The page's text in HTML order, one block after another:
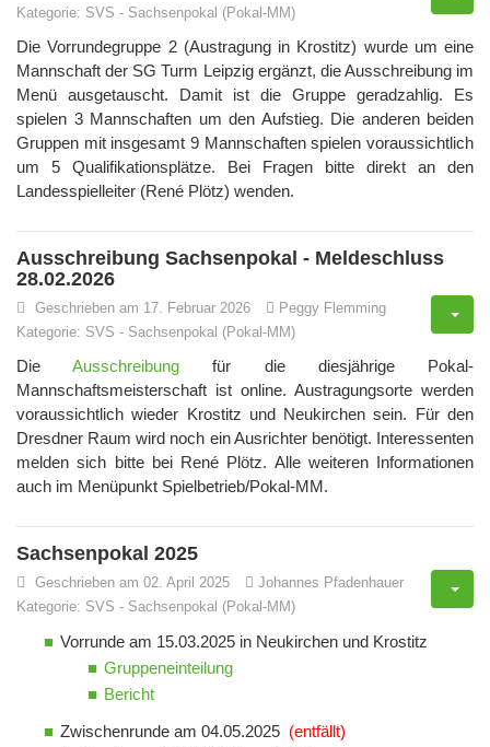
Kategorie: SVS - Sachsenpokal (Pokal-MM)
Die Vorrundegruppe 2 (Austragung in Krostitz) wurde um eine
Mannschaft der SG Turm Leipzig ergänzt, die Ausschreibung im
Menü ausgetauscht. Damit ist die Gruppe geradzahlig. Es
spielen 3 Mannschaften um den Aufstieg. Die anderen beiden
Gruppen mit insgesamt 9 Mannschaften spielen voraussichtlich
um 5 Qualifikationsplätze. Bei Fragen bitte direkt an den
Landesspielleiter (René Plötz) wenden.
Ausschreibung Sachsenpokal - Meldeschluss
28.02.2026
Geschrieben am 17. Februar 2026
Peggy Flemming
Kategorie: SVS - Sachsenpokal (Pokal-MM)
DieAusschreibung für die diesjährige Pokal-
Mannschaftsmeisterschaft ist online. Austragungsorte werden
voraussichtlich wieder Krostitz und Neukirchen sein. Für den
Dresdner Raum wird noch ein Ausrichter benötigt. Interessenten
melden sich bitte bei René Plötz. Alle weiteren Informationen
auch im Menüpunkt Spielbetrieb/Pokal-MM.
Sachsenpokal 2025
Geschrieben am 02. April 2025
Johannes Pfadenhauer
Kategorie: SVS - Sachsenpokal (Pokal-MM)
Vorrunde am 15.03.2025 in Neukirchen und Krostitz
Gruppeneinteilung
Bericht
Zwischenrunde am 04.05.2025 (entfällt)